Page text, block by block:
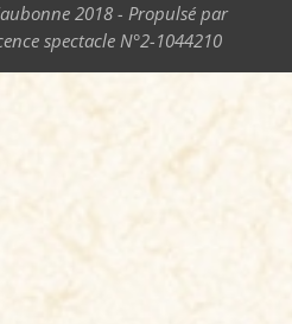
2018 - Propulsé par
spectacle N°2-1044210